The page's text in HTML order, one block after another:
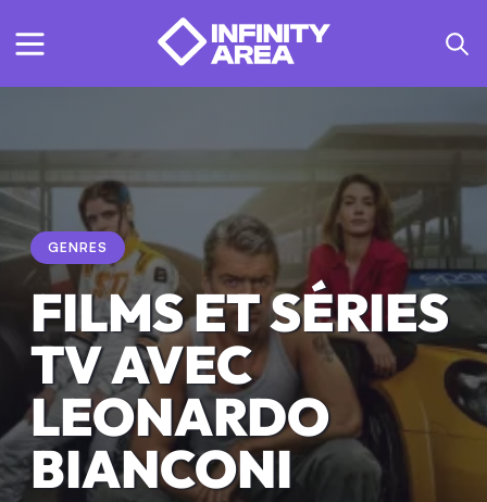
GENRES
FILMS ET SÉRIES
TV AVEC
LEONARDO
BIANCONI